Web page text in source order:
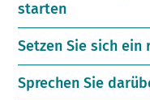
starten
Setzen Sie sich
Sprechen Sie